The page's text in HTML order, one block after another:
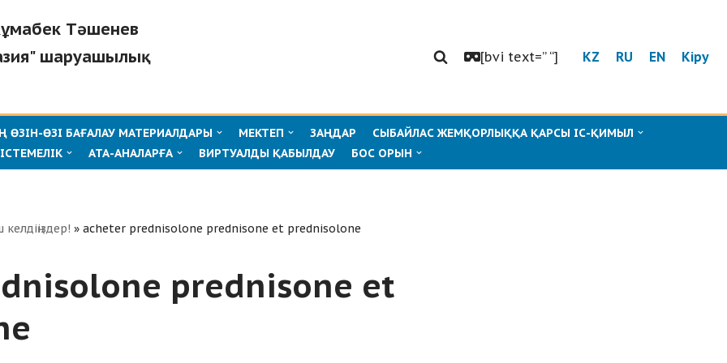
Тәшенев
шаруашылық
[bvi text=” “] KZ RU EN Кіру
ӨЗІ БАҒАЛАУ МАТЕРИАЛДАРЫ МЕКТЕП ЗАҢДАР
СЫБАЙЛАС ЖЕМҚОРЛЫҚҚА ҚАРСЫ ІС-ҚИМЫЛ
АТА-АНАЛАРҒА ВИРТУАЛДЫ ҚАБЫЛДАУ БОС ОРЫН
келдіңіздер! » acheter prednisolone prednisone et prednisolone
prednisone et